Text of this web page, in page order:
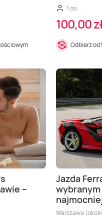
1 os.
100,00
Odbierz od
(okolice), Bydgoszcz
–
Jazda
wybranym
Warszawa